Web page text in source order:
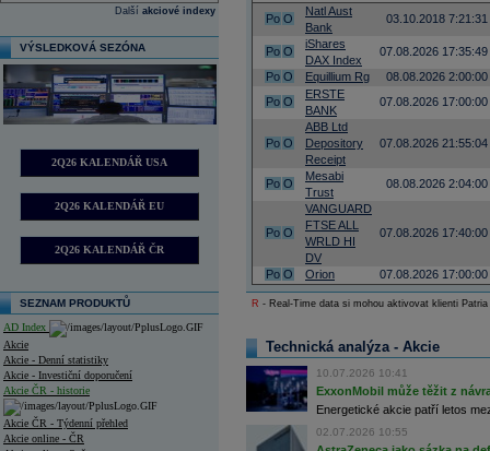
Další akciové indexy
VÝSLEDKOVÁ SEZÓNA
2Q26 KALENDÁŘ USA
2Q26 KALENDÁŘ EU
2Q26 KALENDÁŘ ČR
SEZNAM PRODUKTŮ
AD Index
Akcie
Akcie - Denní statistiky
Akcie - Investiční doporučení
Akcie ČR - historie
Akcie ČR - Týdenní přehled
Akcie online - ČR
Po O
Natl Aust
Bank
03.10.2018 7:21:31
Po O
iShares
DAX Index
07.08.2026 17:35:49
Po O Equillium Rg
08.08.2026 2:00:00
Po O
ERSTE
BANK
07.08.2026 17:00:00
Po O
ABB Ltd
Depository
Receipt
07.08.2026 21:55:04
Po O
Mesabi
Trust
08.08.2026 2:04:00
Po O
VANGUARD
FTSE ALL
WRLD HI
DV
07.08.2026 17:40:00
Po O Orion 07.08.2026 17:00:00
R - Real-Time data si mohou aktivovat klienti
Technická analýza - Akcie
10.07.2026 10:41
ExxonMobil může těžit z
Energetické akcie patří letos
02.07.2026 10:55